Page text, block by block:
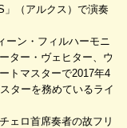
」（アルクス）で演奏
ーン・フィルハーモニ
ター・ヴェヒター、ウ
トマスターで2017年4
ターを務めているライ
ェロ首席奏者の故フリ